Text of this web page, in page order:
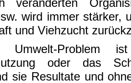
wird immer stärker,
und Viehzucht
Umwelt-
oder das
sie Resultate und